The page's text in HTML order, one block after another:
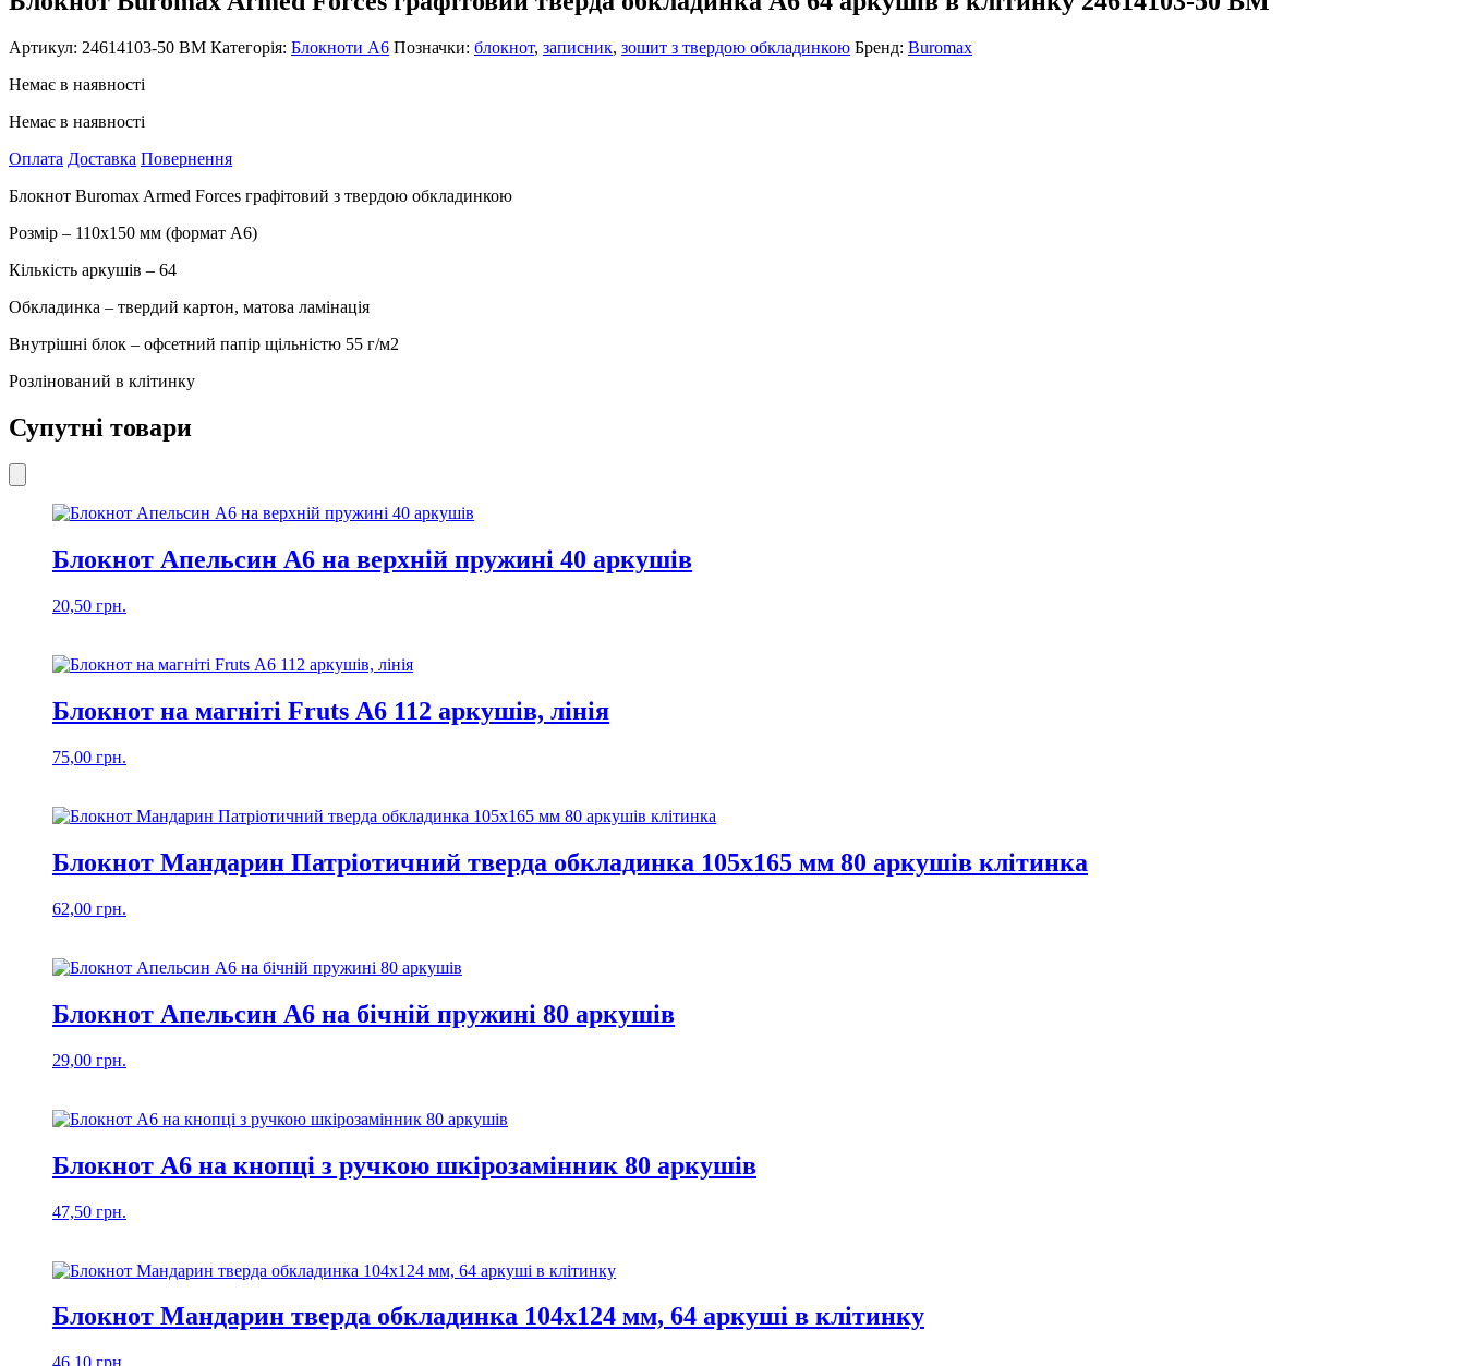
Артикул: 24614103-50 ВМ Категорія: Блокноти А6 Позначки: блокнот, записник, зошит з твердою обкладинкою Бренд: Buromax
Немає в наявності
Немає в наявності
Оплата Доставка Повернення
Блокнот Buromax Armed Forces графітовий з твердою обкладинкою
Розмір – 110х150 мм (формат А6)
Кількість аркушів – 64
Обкладинка – твердий картон, матова ламінація
Внутрішні блок – офсетний папір щільністю 55 г/м2
Розлінований в клітинку
Супутні товари
Блокнот Апельсин А6 на верхній пружині 40 аркушів
20,50 грн.
Блокнот на магніті Fruts А6 112 аркушів, лінія
75,00 грн.
Блокнот Мандарин Патріотичний тверда обкладинка 105х165 мм 80 аркушів клітинка
62,00 грн.
Блокнот Апельсин А6 на бічній пружині 80 аркушів
29,00 грн.
Блокнот А6 на кнопці з ручкою шкірозамінник 80 аркушів
47,50 грн.
Блокнот Мандарин тверда обкладинка 104х124 мм, 64 аркуші в клітинку